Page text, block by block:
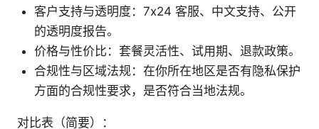
客户支持与透明度：7x24 客服、中文支持、公开
的透明度报告。
价格与性价比：套餐灵活性、试用期、退款政策。
合规性与区域法规：在你所在地区是否有隐私保护
方面的合规性要求，是否符合当地法规。
对比表（简要）：